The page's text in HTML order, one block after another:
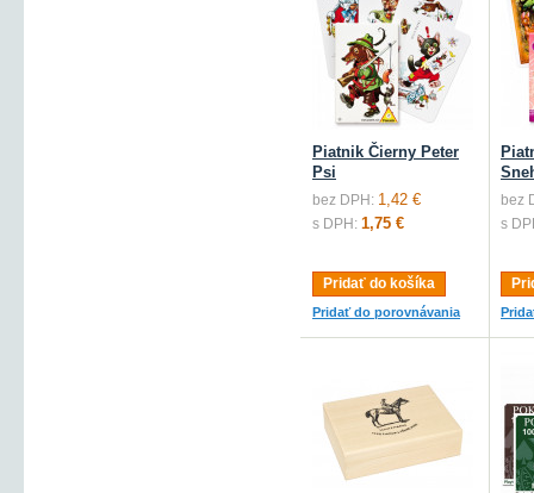
Piatnik Čierny Peter
Psi
bez DPH: 1,42 €
s DPH: 1,75 €
Pridať do košíka
Pridať do porovnávania
bez
s